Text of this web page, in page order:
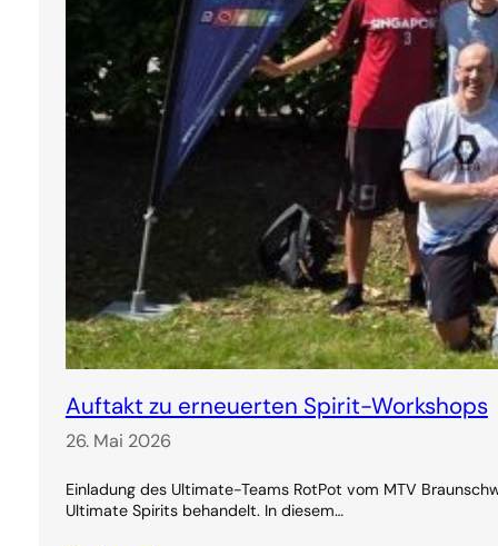
Auftakt zu erneuerten Spirit-Workshops
26. Mai 2026
Einladung des Ultimate-Teams RotPot vom MTV
Ultimate Spirits behandelt. In diesem…